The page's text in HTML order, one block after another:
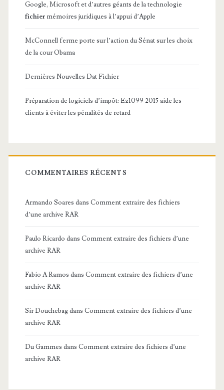
Google, Microsoft et d’autres géants de la technologie
fichier mémoires juridiques à l’appui d’Apple
McConnell ferme porte sur l’action du Sénat sur les choix
de la cour Obama
Dernières Nouvelles Dat Fichier
Préparation de logiciels d’impôt: Ez1099 2015 aide les
clients à éviter les pénalités de retard
COMMENTAIRES RÉCENTS
Armando Soares dans Comment extraire des fichiers
d’une archive RAR
Paulo Ricardo dans Comment extraire des fichiers d’une
archive RAR
Fabio A Ramos dans Comment extraire des fichiers d’une
archive RAR
Sir Douchebagdans Comment extraire des fichiers d’une
archive RAR
Du Gammes dans Comment extraire des fichiers d’une
archive RAR